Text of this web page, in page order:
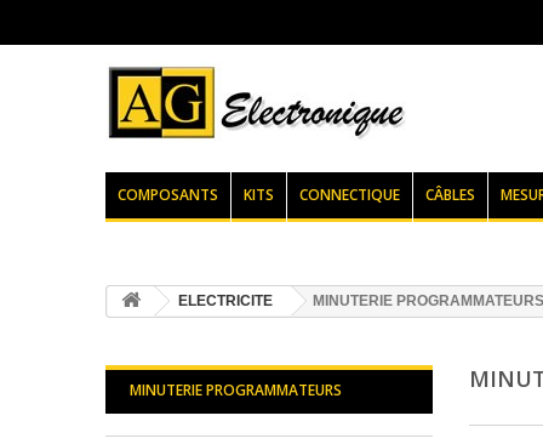
COMPOSANTS KITS CONNECTIQUE CÂBLES
ELECTRICITE MINUTERIE PROGRAMMATEURS
MINUTERIE PROGRAMMATEURS